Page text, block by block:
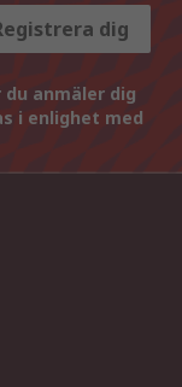
dig
anmäler dig
i enlighet med